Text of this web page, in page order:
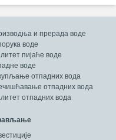
и прерада воде
воде
пијаће воде
воде
отпадних вода
отпадних вода
отпадних вода